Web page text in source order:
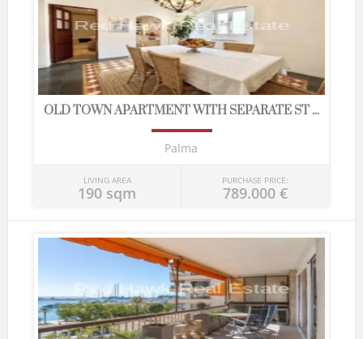
OLD TOWN APARTMENT WITH SEPARATE ST ...
Palma
LIVING AREA
190 sqm
PURCHASE PRICE:
789.000 €